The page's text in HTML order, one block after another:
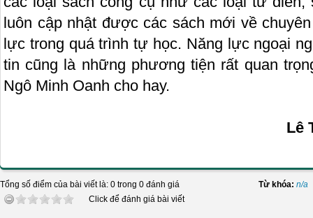
luôn cập nhật được các sách mới về
lực trong quá trình tự học. Năng lực ngoại
tin cũng là những phương tiện rất quan
Ngô Minh Oanh cho hay.
Lê Thị Tính (Theo
Tổng số điểm của bài viết là: 0 trong 0 đánh giá
Click để đánh giá bài viết
Từ khóa: n/a